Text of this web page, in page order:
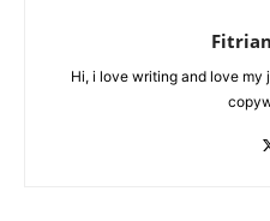
Hi, i love writing and love my